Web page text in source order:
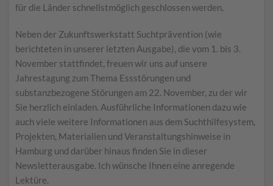
für die Länder schnellstmöglich geschlossen werden.
Neben der Zukunftswerkstatt Suchtprävention (wie
berichteten in unserer letzten Ausgabe), die vom 1. bis 3.
November stattfindet, freuen wir uns auf unsere
Jahrestagung zum Thema Essstörungen und
substanzbezogene Störungen am 22. November, zu der wir
Sie herzlich einladen. Ausführliche Informationen dazu wie
auch viele weitere Informationen aus dem Suchthilfesystem,
Projekten, Materialien und Veranstaltungshinweise in
Hamburg und darüber hinaus finden Sie in dieser
Newsletterausgabe. Ich wünsche Ihnen eine anregende
Lektüre.